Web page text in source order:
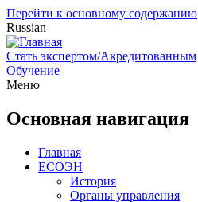
Перейти к основному содержанию
Russian
Стать экспертом/Акредитованным
Обучение
Меню
Основная навигация
Главная
ЕСОЭН
История
Органы управления